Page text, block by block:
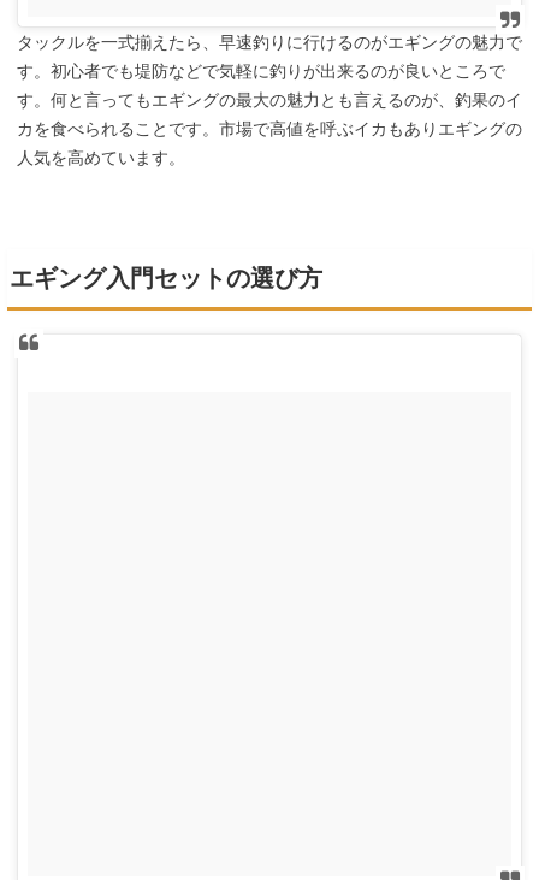
タックルを一式揃えたら、早速釣りに行けるのがエギングの魅力で
す。初心者でも堤防などで気軽に釣りが出来るのが良いところで
す。何と言ってもエギングの最大の魅力とも言えるのが、釣果のイ
カを食べられることです。市場で高値を呼ぶイカもありエギングの
人気を高めています。
エギング入門セットの選び方